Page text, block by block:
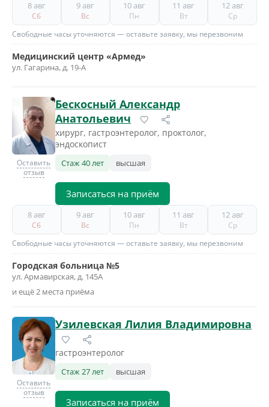
8 авг
Сб
9 авг
Вс
10 авг
Пн
11 авг
Вт
12 авг
Ср
Свободные часы уточняются — оставьте заявку, мы перезвоним
Медицинский центр «Армед»
ул. Гагарина, д. 19-А
Оставить
отзыв
Бескосный Александр
Анатольевич
хирург, гастроэнтеролог, проктолог,
эндоскопист
Стаж 40 лет высшая
Записаться на приём
8 авг
Сб
9 авг
Вс
10 авг
Пн
11 авг
Вт
12 авг
Ср
Свободные часы уточняются — оставьте заявку, мы перезвоним
Городская больница №5
ул. Армавирская, д. 145А
и ещё 2 места приёма
Оставить
отзыв
Узилевская Лилия Владимировна
гастроэнтеролог
Стаж 27 лет высшая
Записаться на приём